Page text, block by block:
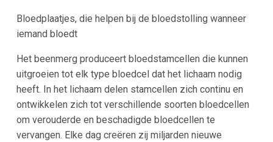
Bloedplaatjes, die helpen bij de bloedstolling wanneer
iemand bloedt
Het beenmerg produceert bloedstamcellen die kunnen
uitgroeien tot elk type bloedcel dat het lichaam nodig
heeft. In het lichaam delen stamcellen zich continu en
ontwikkelen zich tot verschillende soorten bloedcellen
om verouderde en beschadigde bloedcellen te
vervangen. Elke dag creëren zij miljarden nieuwe